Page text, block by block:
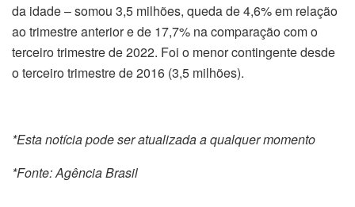
da idade – somou 3,5 milhões, queda de 4,6% em relação
ao trimestre anterior e de 17,7% na comparação com o
terceiro trimestre de 2022. Foi o menor contingente desde
o terceiro trimestre de 2016 (3,5 milhões).
*Esta notícia pode ser atualizada a qualquer momento
*Fonte: Agência Brasil